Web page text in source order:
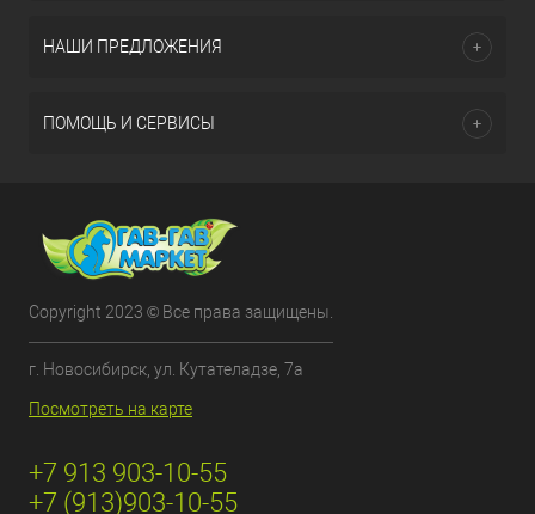
НАШИ ПРЕДЛОЖЕНИЯ
ПОМОЩЬ И СЕРВИСЫ
Copyright 2023 © Все права защищены.
г. Новосибирск, ул. Кутателадзе, 7а
Посмотреть на карте
+7 913 903-10-55
+7 (913)903-10-55